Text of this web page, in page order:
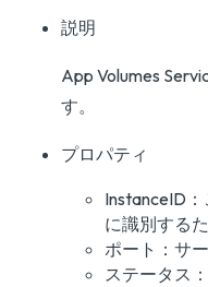
説明
App Volumes
す。
プロパティ
InstanceID
に識別する
ポート：サ
ステータス